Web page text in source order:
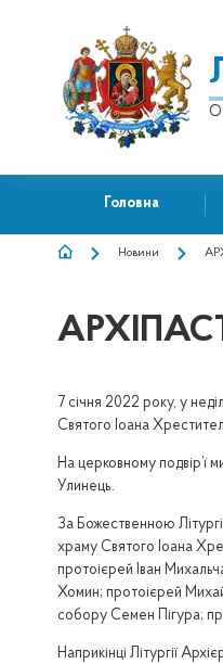
Головна
РЯДОК
Новини
7 січня 2022 року, у
Святого Іоана
На церковному подвір’ї
Улинець.
За Божественною
храму Святого Іоана
протоієрей Іван
Хомин; протоієрей
собору Семен Пігура;
Наприкінці Літургії